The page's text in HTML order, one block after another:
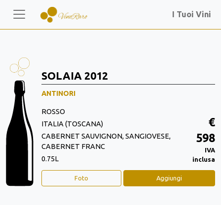
I Tuoi Vini
SOLAIA 2012
ANTINORI
ROSSO
ITALIA (TOSCANA)
CABERNET SAUVIGNON, SANGIOVESE,
CABERNET FRANC
0.75L
€
598
IVA
inclusa
Foto Aggiungi